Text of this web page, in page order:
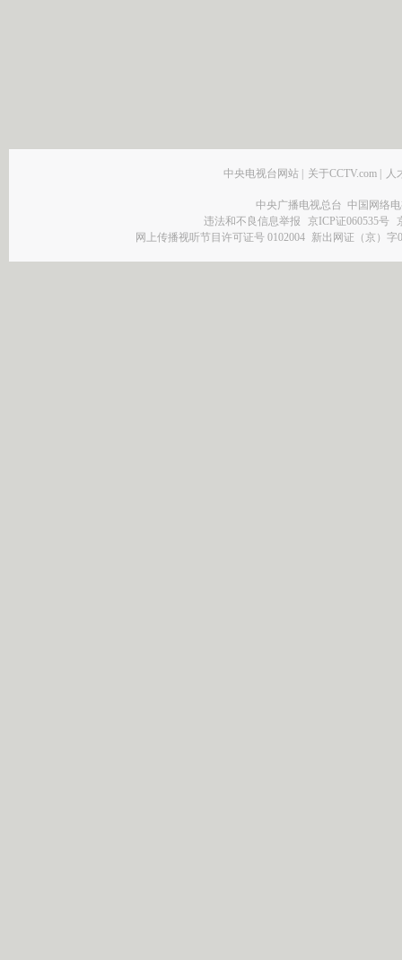
中央电视台网站 | 关于CCTV.com | 人
中央广播电视总台 中国网络
违法和不良信息举报
京ICP证060535号
网上传播视听节目许可证号 0102004 新出网证（京）